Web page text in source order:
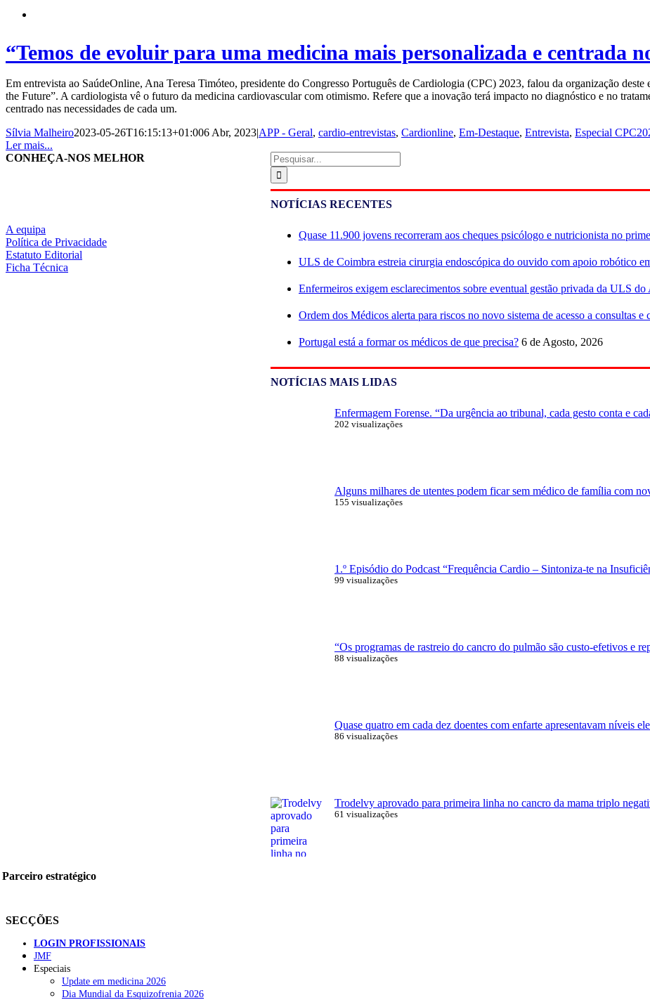
“Temos de evoluir para uma medicina mais personalizada e centrada
Em entrevista ao SaúdeOnline, Ana Teresa Timóteo, presidente do Congresso Português de Cardiologia (CPC) 2023, falou da organização
the Future”. A cardiologista vê o futuro da medicina cardiovascular com otimismo. Refere que a inovação terá impacto no diagnóstico e no
centrado nas necessidades de cada um.
Sílvia Malheiro2023-05-26T16:15:13+01:006 Abr, 2023|APP - Geral, cardio-entrevistas, Cardionline, Em-Destaque, Entrevista, Especial
Ler mais...
Pesquisar
NOTÍCIAS RECENTES
Quase 11.900 jovens recorreram aos cheques psicólogo e nutricionista no
ULS de Coimbra estreia cirurgia endoscópica do ouvido com apoio robótico
Enfermeiros exigem esclarecimentos sobre eventual gestão privada da ULS do
Ordem dos Médicos alerta para riscos no novo sistema de acesso a consultas e
Portugal está a formar os médicos de que precisa? 6 de Agosto, 2026
NOTÍCIAS MAIS LIDAS
Enfermagem Forense. “Da urgência ao tribunal, cada gesto conta e
202 visualizações
Alguns milhares de utentes podem ficar sem médico de família com
155 visualizações
1.º Episódio do Podcast “Frequência Cardio – Sintoniza-te na
99 visualizações
“Os programas de rastreio do cancro do pulmão são custo-efetivos e
88 visualizações
Quase quatro em cada dez doentes com enfarte apresentavam níveis
86 visualizações
Trodelvy aprovado para primeira linha no cancro da mama triplo
61 visualizações
CONHEÇA-NOS MELHOR
A equipa
Política de Privacidade
Estatuto Editorial
Ficha Técnica
Parceiro estratégico
SECÇÕES
LOGIN PROFISSIONAIS
JMF
Especiais
Update em medicina 2026
Dia Mundial da Esquizofrenia 2026